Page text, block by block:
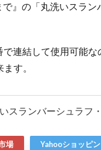
』の「丸洗いスラン
連結して使用可能
す。
スランバーシュラフ
場 Yahooショッピ